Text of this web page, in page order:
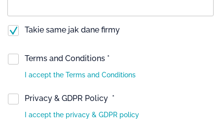
Takie same jak dane firmy
Terms and Conditions *
I accept the Terms and Conditions
Privacy & GDPR Policy *
I accept the privacy & GDPR policy